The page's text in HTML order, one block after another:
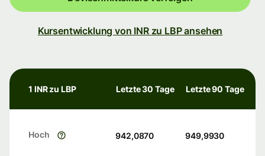
Kursentwicklung von INR zu LBP ansehen
1 INR zu LBP Letzte 30 Tage Letzte 90 Tage
Hoch 942,0870 949,9930